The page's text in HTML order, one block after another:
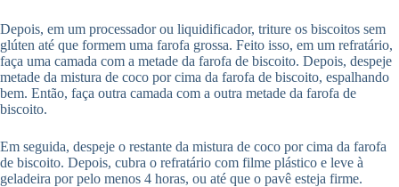
Depois, em um processador ou liquidificador, triture os biscoitos sem
glúten até que formem uma farofa grossa. Feito isso, em um refratário,
faça uma camada com a metade da farofa de biscoito. Depois, despeje
metade da mistura de coco por cima da farofa de biscoito, espalhando
bem. Então, faça outra camada com a outra metade da farofa de
biscoito.
Em seguida, despeje o restante da mistura de coco por cima da farofa
de biscoito. Depois, cubra o refratário com filme plástico e leve à
geladeira por pelo menos 4 horas, ou até que o pavê esteja firme.